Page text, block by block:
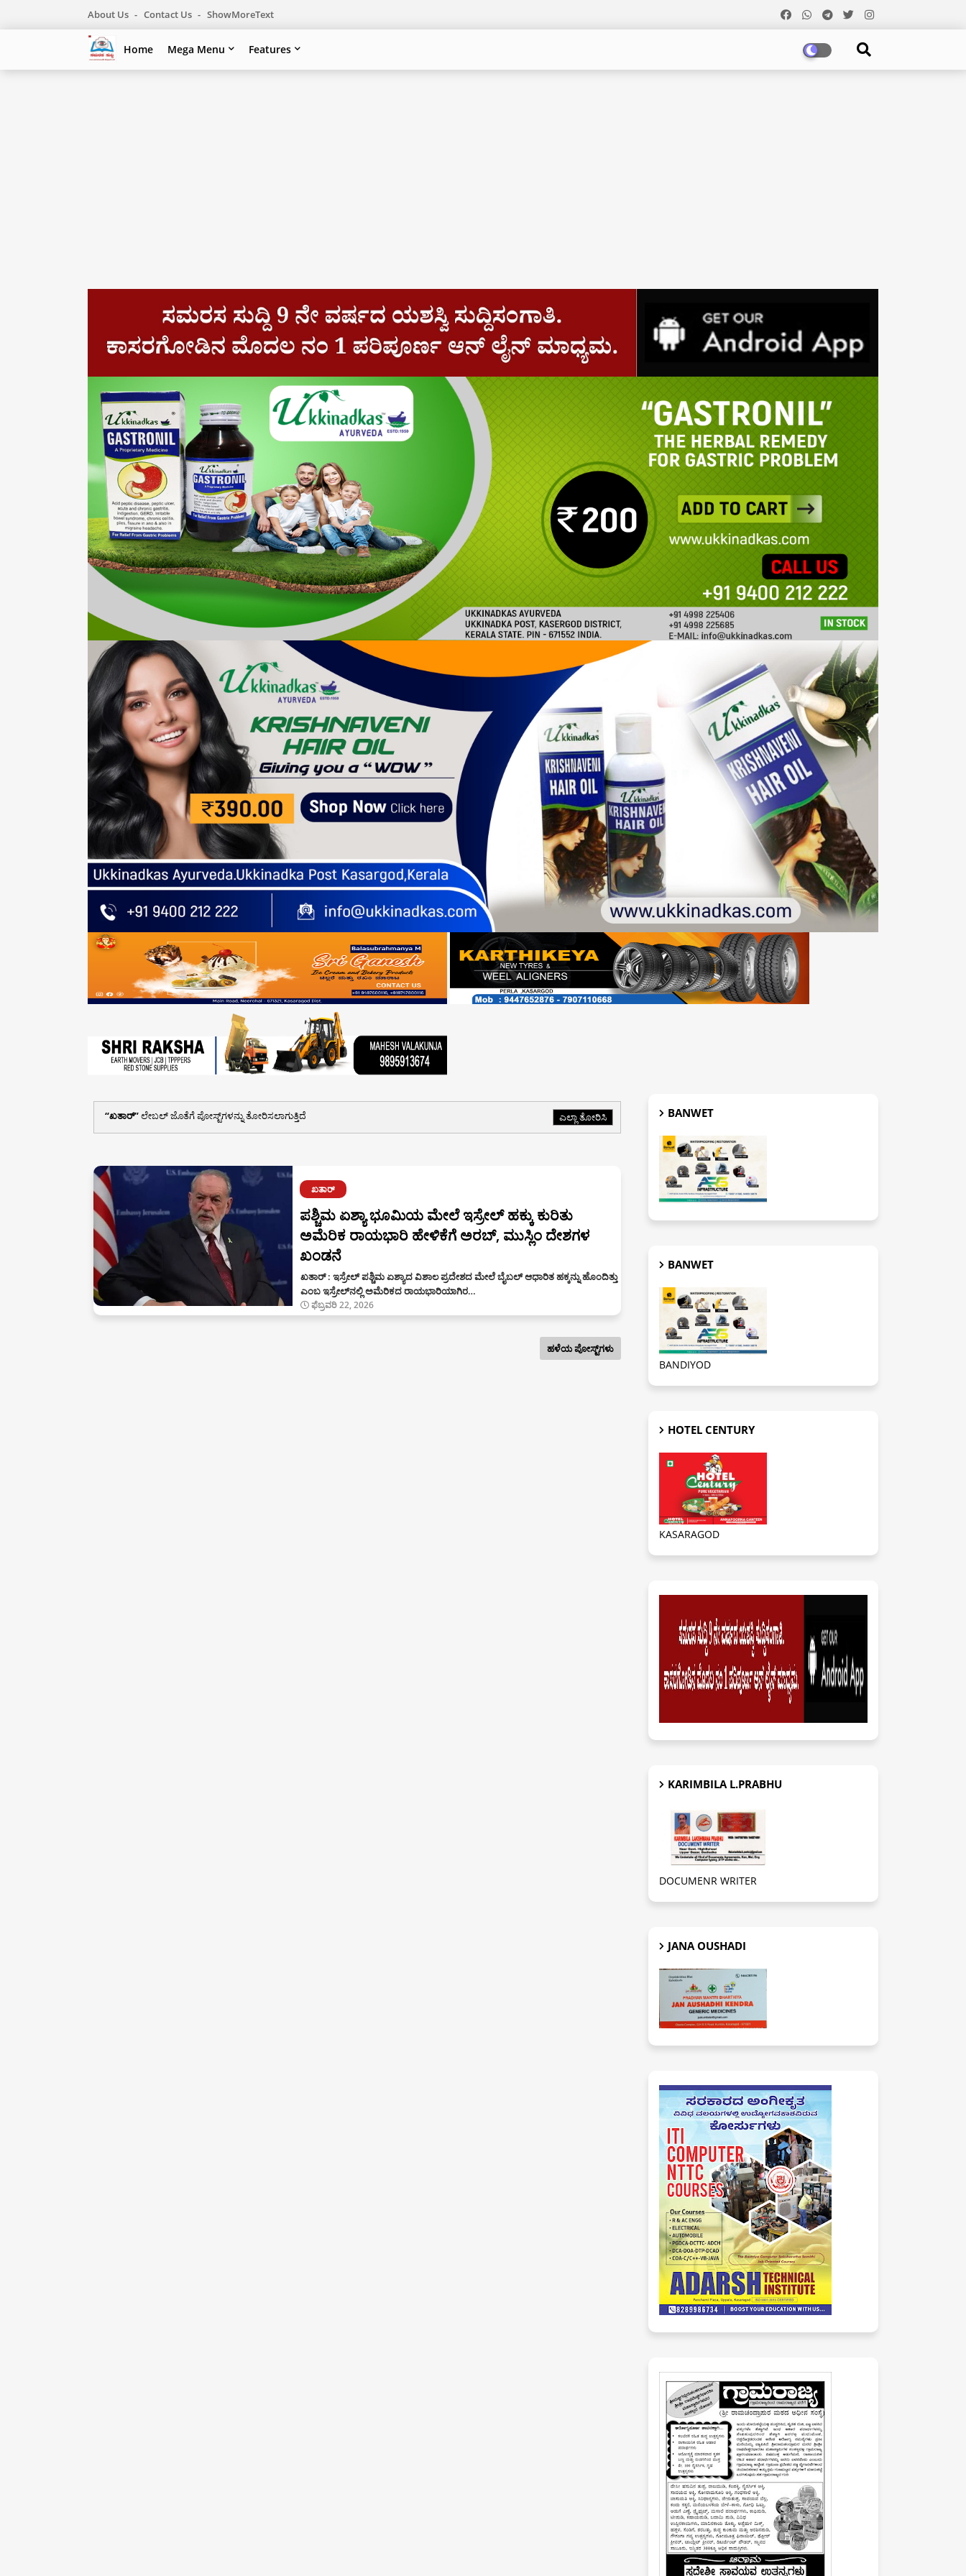
About Us Contact Us ShowMoreText
Home Mega Menu Features
ಖತಾರ್ ಲೇಬಲ್ ಜೊತೆಗೆ ಪೋಸ್ಟ್‌ಗಳನ್ನು ತೋರಿಸಲಾಗುತ್ತಿದೆ ಎಲ್ಲಾ ತೋರಿಸಿ
ಖತಾರ್
ಪಶ್ಚಿಮ ಏಶ್ಯಾ ಭೂಮಿಯ ಮೇಲೆ ಇಸ್ರೇಲ್ ಹಕ್ಕು ಕುರಿತು
ಅಮೆರಿಕ ರಾಯಭಾರಿ ಹೇಳಿಕೆಗೆ ಅರಬ್, ಮುಸ್ಲಿಂ ದೇಶಗಳ
ಖಂಡನೆ
ಖತಾರ್ : ಇಸ್ರೇಲ್ ಪಶ್ಚಿಮ ಏಶ್ಯಾದ ವಿಶಾಲ ಪ್ರದೇಶದ ಮೇಲೆ ಬೈಬಲ್ ಆಧಾರಿತ ಹಕ್ಕನ್ನು ಹೊಂದಿತ್ತು
ಎಂಬ ಇಸ್ರೇಲ್‌ನಲ್ಲಿ ಅಮೆರಿಕದ ರಾಯಭಾರಿಯಾಗಿರ…
ಫೆಬ್ರವರಿ 22, 2026
ಹಳೆಯ ಪೋಸ್ಟ್‌ಗಳು
BANWET
BANWET
BANDIYOD
HOTEL CENTURY
KASARAGOD
KARIMBILA L.PRABHU
DOCUMENR WRITER
JANA OUSHADI